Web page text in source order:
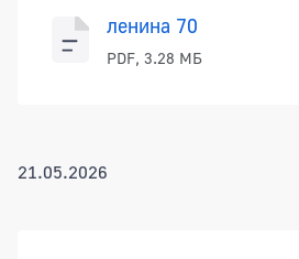
ленина 70
PDF, 3.28 МБ
21.05.2026